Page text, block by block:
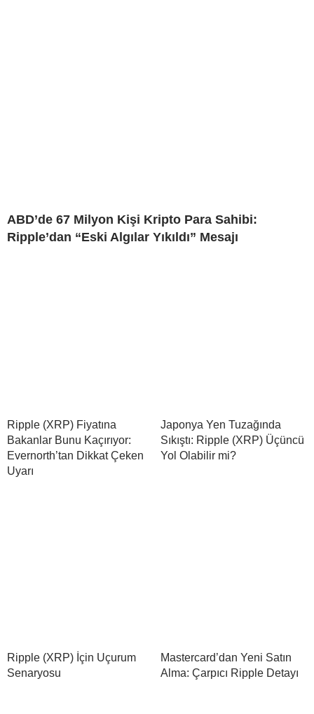
ABD’de 67 Milyon Kişi Kripto Para Sahibi:
Ripple’dan “Eski Algılar Yıkıldı” Mesajı
Ripple (XRP) Fiyatına
Bakanlar Bunu Kaçırıyor:
Evernorth’tan Dikkat Çeken
Uyarı
Japonya Yen Tuzağında
Sıkıştı: Ripple (XRP) Üçüncü
Yol Olabilir mi?
Ripple (XRP) İçin Uçurum
Senaryosu
Mastercard’dan Yeni Satın
Alma: Çarpıcı Ripple Detayı